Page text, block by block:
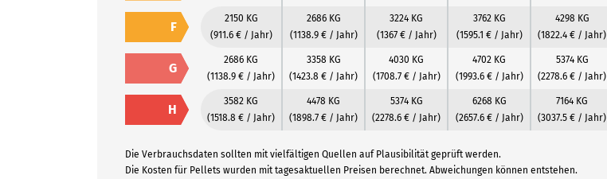
F
2150 KG
(911.6 € / Jahr)
2686 KG
(1138.9 € / Jahr)
3224 KG
(1367 € / Jahr)
3762 KG
(1595.1 € / Jahr)
4298 KG
(1822.4 € / Jahr)
G
2686 KG
(1138.9 € / Jahr)
3358 KG
(1423.8 € / Jahr)
4030 KG
(1708.7 € / Jahr)
4702 KG
(1993.6 € / Jahr)
5374 KG
(2278.6 € / Jahr)
H
3582 KG
(1518.8 € / Jahr)
4478 KG
(1898.7 € / Jahr)
5374 KG
(2278.6 € / Jahr)
6268 KG
(2657.6 € / Jahr)
7164 KG
(3037.5 € / Jahr)
Die Verbrauchsdaten sollten mit vielfältigen Quellen auf Plausibilität geprüft werden.
Die Kosten für Pellets wurden mit tagesaktuellen Preisen berechnet. Abweichungen können entstehen.